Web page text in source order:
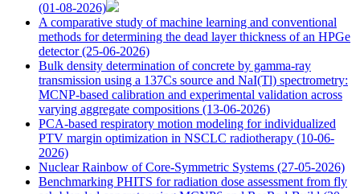
(01-08-2026)
A comparative study of machine learning and conventional
methods for determining the dead layer thickness of an HPGe
detector(25-06-2026)
Bulk density determination of concrete by gamma-ray
transmission using a 137Cs source and NaI(Tl) spectrometry:
MCNP-based calibration and experimental validation across
varying aggregate compositions (13-06-2026)
PCA-based respiratory motion modeling for individualized
PTV margin optimization in NSCLC radiotherapy (10-06-
2026)
Nuclear Rainbow of Core-Symmetric Systems (27-05-2026)
Benchmarking PHITS for radiation dose assessment from fly